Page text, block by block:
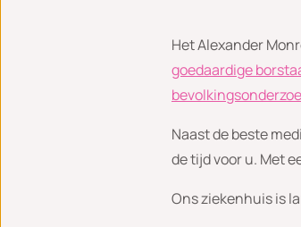
Het Alexander
goedaardige
Naast de beste
de tijd voor u. Met
Ons ziekenhuis is